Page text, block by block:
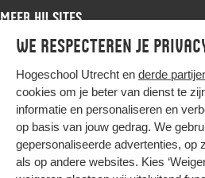
We respecteren je
Hogeschool Utrecht en derde
cookies om je beter van dienst te
informatie en personaliseren en
op basis van jouw gedrag. We
gepersonaliseerde advertenties, op
als op andere websites. Kies
Werken bij de HU
Contact
Master
Studiekeuze voltijd
Associate degree
Bachelor
Master
Post-master
Studiekeuze deeltijd
Meer HU sites
HU International
HU Bibliotheek
HU Ontwikkelt
Duurzame HU
Intranet
Hier komt
Colofon